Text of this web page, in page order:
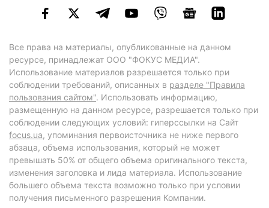
Все права на материалы, опубликованные на данном
ресурсе, принадлежат ООО "ФОКУС МЕДИА".
Использование материалов разрешается только при
соблюдении требований, описанных в разделе "Правила
пользования сайтом". Использовать информацию,
размещенную на данном ресурсе, разрешается только при
соблюдении следующих условий: гиперссылки на Сайт
focus.ua, упоминания первоисточника не ниже первого
абзаца, объема использования, который не может
превышать 50% от общего объема оригинального текста,
изменения заголовка и лида материала. Использование
большего объема текста возможно только при условии
получения письменного разрешения Компании.